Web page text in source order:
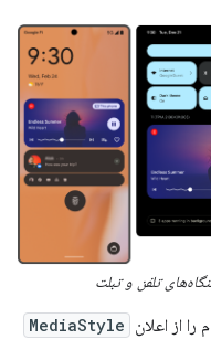
تلفن و تبلت
MediaStyle